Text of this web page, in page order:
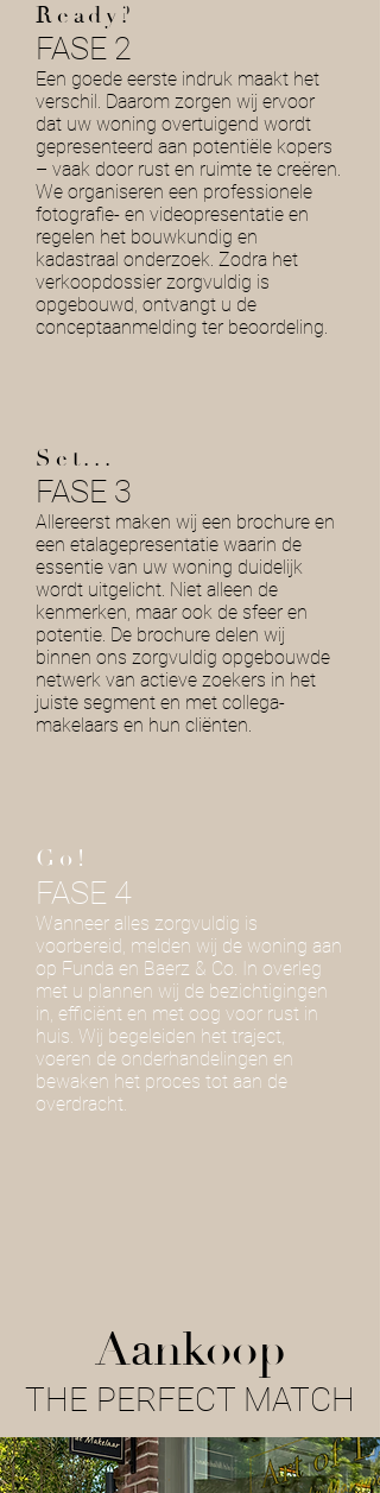
Ready?
FASE 2
Een goede eerste indruk maakt het
verschil. Daarom zorgen wij ervoor
dat uw woning overtuigend wordt
gepresenteerd aan potentiële kopers
– vaak door rust en ruimte te creëren.
We organiseren een professionele
fotografie- en videopresentatie en
regelen het bouwkundig en
kadastraal onderzoek. Zodra het
verkoopdossier zorgvuldig is
opgebouwd, ontvangt u de
conceptaanmelding ter beoordeling.
Set...
FASE 3
Allereerst maken wij een brochure en
een etalagepresentatie waarin de
essentie van uw woning duidelijk
wordt uitgelicht. Niet alleen de
kenmerken, maar ook de sfeer en
potentie. De brochure delen wij
binnen ons zorgvuldig opgebouwde
netwerk van actieve zoekers in het
juiste segment en met collega-
makelaars en hun cliënten.
Go!
FASE 4
Wanneer alles zorgvuldig is
voorbereid, melden wij de woning aan
op Funda en Baerz & Co. In overleg
met u plannen wij de bezichtigingen
in, efficiënt en met oog voor rust in
huis. Wij begeleiden het traject,
voeren de onderhandelingen en
bewaken het proces tot aan de
overdracht.
Aankoop
THE PERFECT MATCH